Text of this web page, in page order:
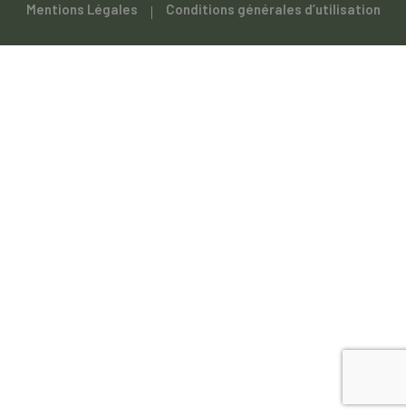
Mentions Légales Conditions générales d’utilisation